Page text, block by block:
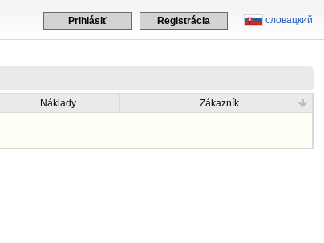
словацкий
Prihlásiť Registrácia
Náklady
Zákazník